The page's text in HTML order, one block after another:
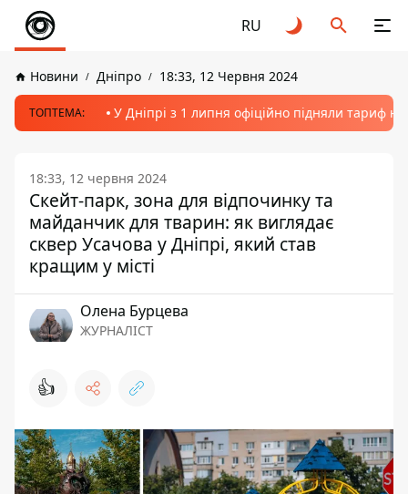
RU
Новини Дніпро 18:33, 12 Червня 2024
ТОПТЕМА: У Дніпрі з 1 липня офіційно підняли тариф
18:33, 12 червня 2024
Скейт-парк, зона для відпочинку та
майданчик для тварин: як виглядає
сквер Усачова у Дніпрі, який став
кращим у місті
Олена Бурцева
ЖУРНАЛІСТ
👍